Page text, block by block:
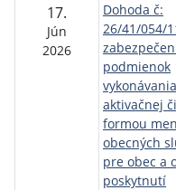
17.
Jún
2026
Dohoda č:
26/41/054/
podmienok
vykonávania
aktivačnej
formou
obecných
pre obec a
poskytnutí